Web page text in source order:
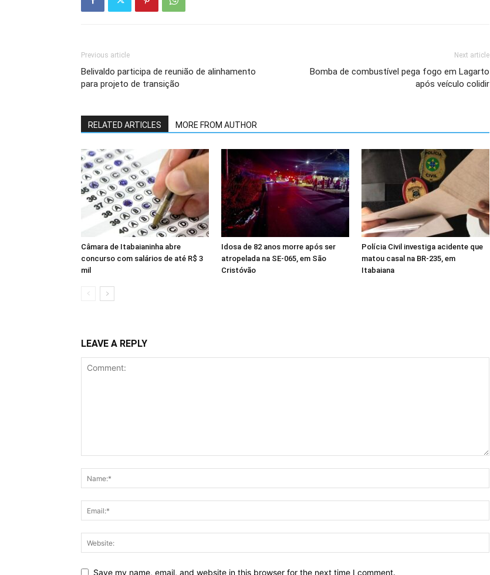
Previous article
Belivaldo participa de reunião de alinhamento
para projeto de transição
Next article
Bomba de combustível pega fogo em Lagarto
após veículo colidir
RELATED ARTICLES MORE FROM AUTHOR
Câmara de Itabaianinha abre
concurso com salários de até R$ 3
mil
Idosa de 82 anos morre após ser
atropelada na SE-065, em São
Cristóvão
Polícia Civil investiga acidente que
matou casal na BR-235, em
Itabaiana
LEAVE A REPLY
Save my name, email, and website in this browser for the next time I comment.